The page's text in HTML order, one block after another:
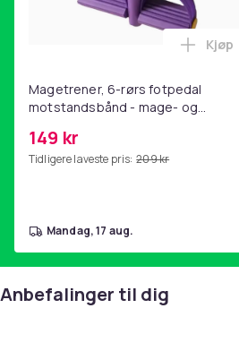
Vekt, gram
Artikkel nr.
e997d7f1-6387-48b1-98ac-
Magetrener, 6-rørs fotpedal
motstandsbånd - mage- og
hjemmegymnastikk Purple
149 kr
Tidligere laveste pris: 209 kr
Kjøp
mandag, 17 aug.
Anbefalinger til dig